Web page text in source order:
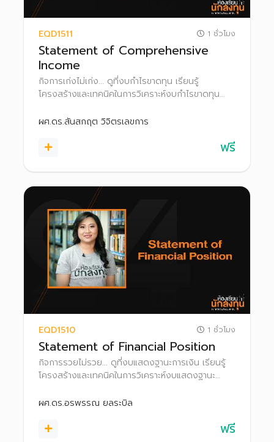
EQD1511 1 ชั่วโมง
Statement of Comprehensive
Income
กิจการเก่งไม่เก่ง... ดูที่งบกำไรขาดทุน เรียนรู้
โครงสร้างและเทคนิคในการวิเคราะห์งบกำไรขาดทุน
ผศ.ดร.สันสกฤต วิจิตรเลขการ
ฟรี
EQD1510 1 ชั่วโมง
Statement of Financial Position
กิจการรวยไม่รวย... ดูที่งบแสดงฐานะการเงิน เรียนรู้
โครงสร้างและเทคนิคในการวิเคราะห์งบแสดงฐานะ
ผศ.ดร.อรพรรณ ยลระบิล
ฟรี